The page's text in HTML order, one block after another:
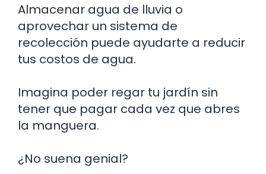
Almacenar agua de lluvia o
aprovechar un sistema de
recolección puede ayudarte a reducir
tus costos de agua.
Imagina poder regar tu jardín sin
tener que pagar cada vez que abres
la manguera.
¿No suena genial?